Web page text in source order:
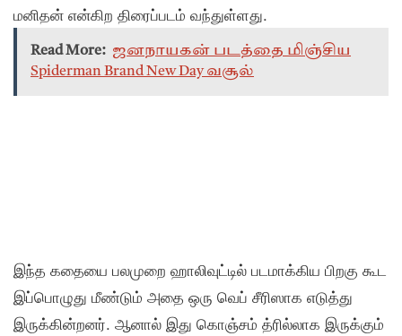
மனிதன் என்கிற திரைப்படம் வந்துள்ளது.
Read More: ஜனநாயகன் படத்தை மிஞ்சிய
Spiderman Brand New Day வசூல்
இந்த கதையை பலமுறை ஹாலிவுட்டில் படமாக்கிய பிறகு கூட
இப்பொழுது மீண்டும் அதை ஒரு வெப் சீரிஸாக எடுத்து
இருக்கின்றனர். ஆனால் இது கொஞ்சம் த்ரில்லாக இருக்கும்